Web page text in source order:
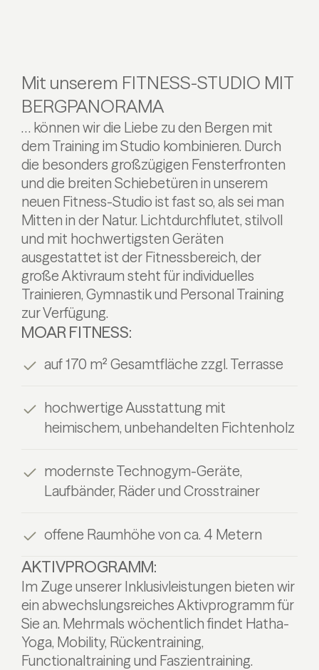
Mit unserem FITNESS-STUDIO MIT
BERGPANORAMA
… können wir die Liebe zu den Bergen mit
dem Training im Studio kombinieren. Durch
die besonders großzügigen Fensterfronten
und die breiten Schiebetüren in unserem
neuen Fitness-Studio ist fast so, als sei man
Mitten in der Natur. Lichtdurchflutet, stilvoll
und mit hochwertigsten Geräten
ausgestattet ist der Fitnessbereich, der
große Aktivraum steht für individuelles
Trainieren, Gymnastik und Personal Training
zur Verfügung.
MOAR FITNESS:
auf 170 m² Gesamtfläche zzgl. Terrasse
hochwertige Ausstattung mit
heimischem, unbehandelten Fichtenholz
modernste Technogym-Geräte,
Laufbänder, Räder und Crosstrainer
offene Raumhöhe von ca. 4 Metern
AKTIVPROGRAMM:
Im Zuge unserer Inklusivleistungen bieten wir
ein abwechslungsreiches Aktivprogramm für
Sie an. Mehrmals wöchentlich findet Hatha-
Yoga, Mobility, Rückentraining,
Functionaltraining und Faszientraining.